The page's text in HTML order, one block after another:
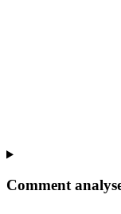
Comment